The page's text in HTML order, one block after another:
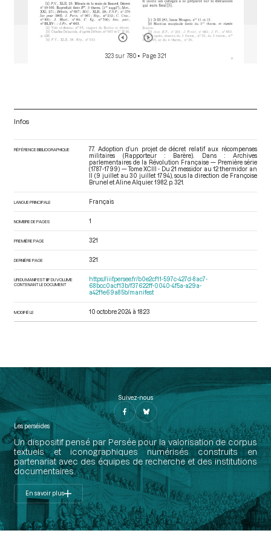
323 sur 780 • Page 321
Infos
RÉFÉRENCE BIBLIOGRAPHIQUE
77. Adoption d’un projet de décret relatif aux récompenses
militaires (Rapporteur : Barère). Dans : Archives
parlementaires de la Révolution Française — Première série
(1787-1799) — Tome XCIII - Du 21 messidor au 12 thermidor an
II (9 juillet au 30 juillet 1794), sous la direction de Françoise
Brunel et Aline Alquier. 1982. p. 321.
LANGUE PRINCIPALE Français
NOMBRE DE PAGES 1
PREMIÈRE PAGE 321
DERNIÈRE PAGE 321
URI DU MANIFEST IIIF DU VOLUME
CONTENANT LE DOCUMENT
https://iiif.persee.fr/b0e2cf11-597c-427d-8ac7-
68bcc0acf13b/f37622ff-0040-4f5a-a29a-
a42f1e69a85b/manifest
MODIFIÉ LE 10 octobre 2024 à 18:23
Suivez-nous
Les perséides
Un dispositif pensé par Persée pour la valorisation de corpus
textuels et iconographiques numérisés construits en
partenariat avec des équipes de recherche et des institutions
documentaires.
En savoir plus